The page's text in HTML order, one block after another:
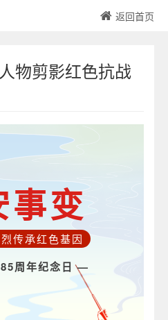
返回首页
物剪影红色抗战
事变
传承红色基因
周年纪念日 —